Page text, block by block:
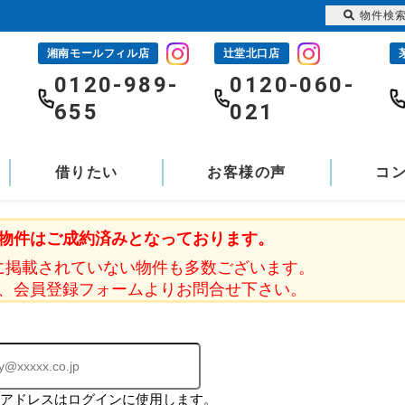
湘南モールフィル店
0120-989-
655
辻堂北口店
0120-060-
021
借りたい お客様の声 コ
件はご成約済みとなっております。
載されていない物件も多数ございます。
会員登録フォームよりお問合せ下さい。
ドレスはログインに使用します。
物件検